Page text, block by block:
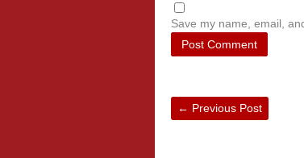
Save my name, email,
← Previous Post